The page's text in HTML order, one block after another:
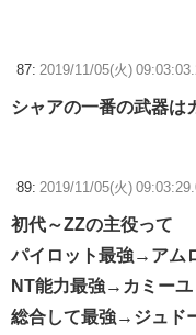
87: 2019/11/05(火)
シャアの一番の武器は
89: 2019/11/05(火)
初代～ZZの主役って
パイロット最強→アム
NT能力最強→カミーユ
総合して最強→ジュド